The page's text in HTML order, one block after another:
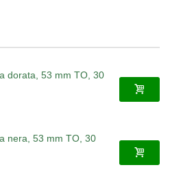
dorata, 53 mm TO, 30
nera, 53 mm TO, 30